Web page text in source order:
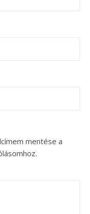
mentése a